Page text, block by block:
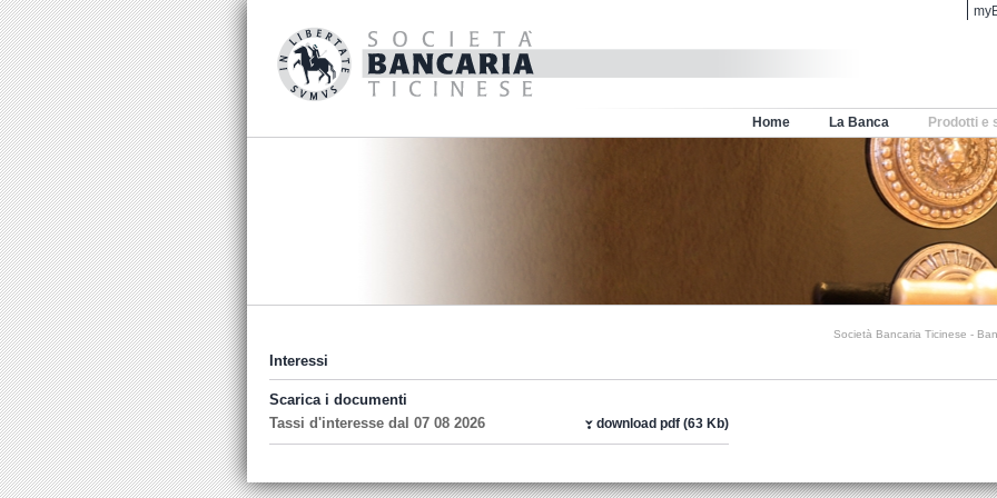
Home La Banca Prodotti e
Società Bancaria Ticinese -
Interessi
Scarica i documenti
Tassi d'interesse dal 07 08 2026
download pdf (63 Kb)